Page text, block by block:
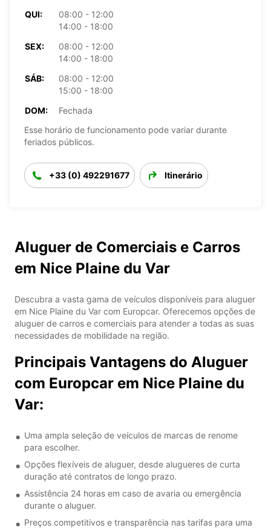
QUI:
08:00 - 12:00
14:00 - 18:00
SEX:
08:00 - 12:00
14:00 - 18:00
SÁB:
08:00 - 12:00
15:00 - 18:00
DOM:
Fechada
Esse horário de funcionamento pode variar durante
feriados públicos.
+33 (0) 492291677 Itinerário
Aluguer de Comerciais e Carros
em Nice Plaine du Var
Descubra a vasta gama de veículos disponíveis para aluguer
em Nice Plaine du Var com Europcar. Oferecemos opções de
aluguer de carros e comerciais para atender a todas as suas
necessidades de mobilidade na região.
Principais Vantagens do Aluguer
com Europcar em Nice Plaine du
Var:
Uma ampla seleção de veículos de marcas de renome
para escolher.
Opções flexíveis de aluguer, desde alugueres de curta
duração até contratos de longo prazo.
Assistência 24 horas em caso de avaria ou emergência
durante o aluguer.
Preços competitivos e transparência nas tarifas para uma